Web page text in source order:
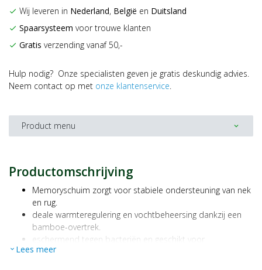
check Wij leveren in Nederland, België en Duitsland
check Spaarsysteem voor trouwe klanten
check Gratis verzending vanaf 50,-
Hulp nodig? Onze specialisten geven je gratis deskundig advies.
Neem contact op met onze klantenservice.
Product menu expand_more
Productomschrijving
Memoryschuim zorgt voor stabiele ondersteuning van nek
en rug.
deale warmteregulering en vochtbeheersing dankzij een
bamboe-overtrek.
eschermend tegen bacteriën en geschikt voor
allergiegevoelige personen.
expand_more Lees meer